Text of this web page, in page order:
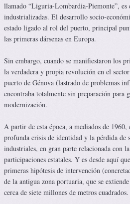
llamado “Liguria-Lombardia-Piemon­te”, es
industrializadas. El desarrollo socio-
estado ligado al rol del puerto, principal
las primeras dársenas en Europa.
Sin embargo, cuando se manifiestaron los
la verdadera y propia revolución en el
puerto de Génova (lastrado de problemas
encontraba totalmente sin preparación para
modernización.
A partir de esta época, a mediados de
profunda crisis de identidad y la pérdida de
industriales, en gran parte relacionada con
participaciones estatales. Y es desde aquí
primeras hipótesis de intervención
de la antigua zona portuaria, que se
cerca de siete millones de metros cuadrados.